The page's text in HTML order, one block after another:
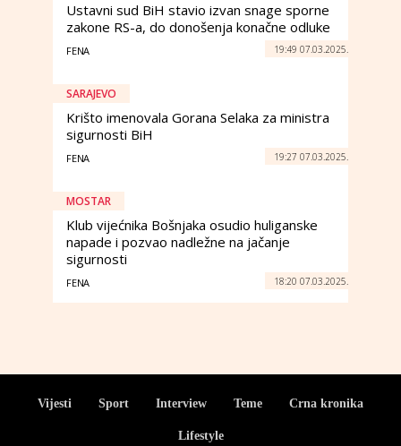
Ustavni sud BiH stavio izvan snage sporne
zakone RS-a, do donošenja konačne odluke
FENA 19:49 07.03.2025.
SARAJEVO
Krišto imenovala Gorana Selaka za ministra
sigurnosti BiH
FENA 19:27 07.03.2025.
MOSTAR
Klub vijećnika Bošnjaka osudio huliganske
napade i pozvao nadležne na jačanje
sigurnosti
FENA 18:20 07.03.2025.
Vijesti Sport Interview Teme Crna kronika
Lifestyle